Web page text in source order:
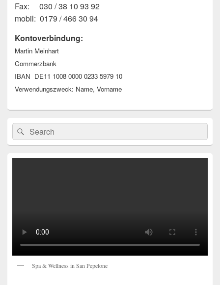
Fax: 030 / 38 10 93 92
mobil: 0179 / 466 30 94
Kontoverbindung:
Martin Meinhart
Commerzbank
IBAN DE11 1008 0000 0233 5979 10
Verwendungszweck: Name, Vorname
Primärer
Seitenleisten-
Widgetbereich
Suchen
nach:
Suchen
Spa & Wellness in San Pepelone